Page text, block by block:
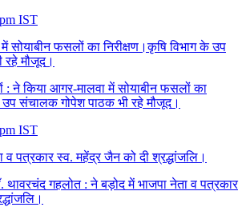
IST
: ने किया आगर-मालवा में सोयाबीन फसलों का
उप संचालक गोपेश पाठक भी रहे मौजूद।
IST
थावरचंद गहलोत : ने बड़ोद में भाजपा नेता व पत्रकार